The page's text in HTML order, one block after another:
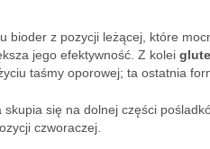
bioder z pozycji leżącej, które
jego efektywność. Z kolei
taśmy oporowej; ta ostatnia
się na dolnej części
czworaczej.